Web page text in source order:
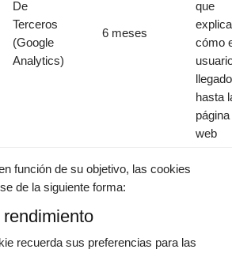
De
Terceros
(Google
Analytics)
6 meses
que
explica
cómo
llegado
hasta
página
web
función de su objetivo, las cookies
de la siguiente forma:
recuerda sus preferencias para las